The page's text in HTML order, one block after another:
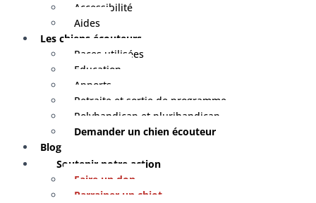
Accessibilité
Aides
Les chiens écouteurs
Races utilisées
Education
Apports
Retraite et sortie de programme
Polyhandicap et plurihandicap
Demander un chien écouteur
Blog
Soutenir notre action
Faire un don
Parrainer un chiot